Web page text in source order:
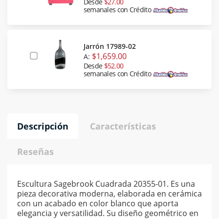
semanales con Crédito
Jarrón 17989-02
A: $1,659.00
Desde $52.00
semanales con Crédito
Descripción Características
Reseñas
Escultura Sagebrook Cuadrada 20355-01. Es una
pieza decorativa moderna, elaborada en cerámica
con un acabado en color blanco que aporta
elegancia y versatilidad. Su diseño geométrico en